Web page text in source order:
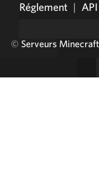
Réglement | API
© Serveurs Minecraft